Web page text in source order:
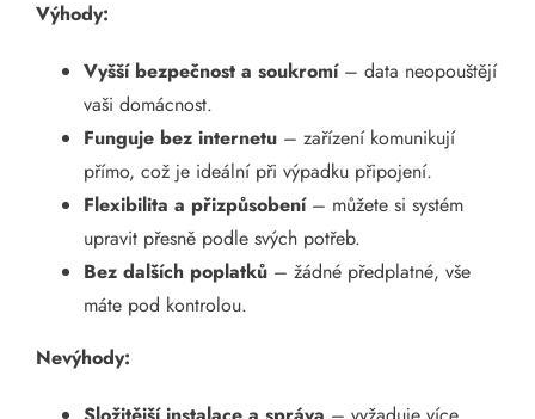
Výhody:
Vyšší bezpečnost a soukromí– data neopouštějí
vaši domácnost.
Funguje bez internetu – zařízení komunikují
přímo, což je ideální při výpadku připojení.
Flexibilita a přizpůsobení– můžete si systém
upravit přesně podle svých potřeb.
Bez dalších poplatků – žádné předplatné, vše
máte pod kontrolou.
Nevýhody: